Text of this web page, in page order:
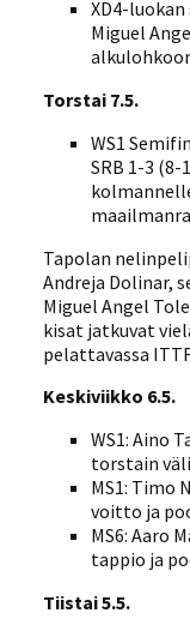
XD4-
Miguel
Torstai 7.5.
WS1
SRB 1-3
Tapolan
Andreja Dolinar,
Miguel Angel
kisat jatkuvat
pelattavassa
Keskiviikko 6.5.
WS1: Aino
torstain
MS1: Timo
voitto ja
MS6: Aaro
tappio ja
Tiistai 5.5.